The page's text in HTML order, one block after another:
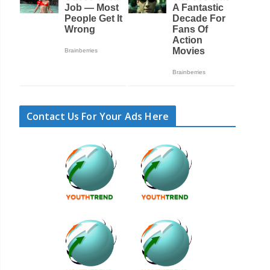
Contact Us For Your Ads Here